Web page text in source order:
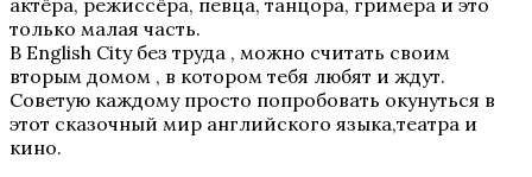
актёра, режиссёра, певца, танцора, гримера и это
только малая часть.
В English City без труда , можно считать своим
вторым домом , в котором тебя любят и ждут.
Советую каждому просто попробовать окунуться в
этот сказочный мир английского языка,театра и
кино.